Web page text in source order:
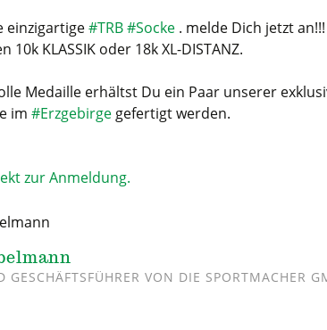
einzigartige#TRB#Socke . melde Dich jetzt an!!!
10k KLASSIK oder 18k XL-DISTANZ.
Medaille erhältst Du ein Paar unserer
im #Erzgebirge gefertigt werden.
zur Anmeldung.
GESCHÄFTSFÜHRER VON DIE SPORTMACHER